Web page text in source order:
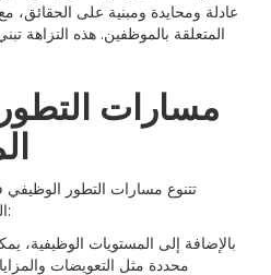
عادلة ومحايدة ومبنية على
المتعلقة بالموظفين. هذه النزاهة
مسارات
تتنوع مسارات التطور الوظيفي
التخصص والنمو وفقًا لاهتماماتهم:
بالإضافة إلى المستويات الوظيفية،
محددة مثل التعويضات